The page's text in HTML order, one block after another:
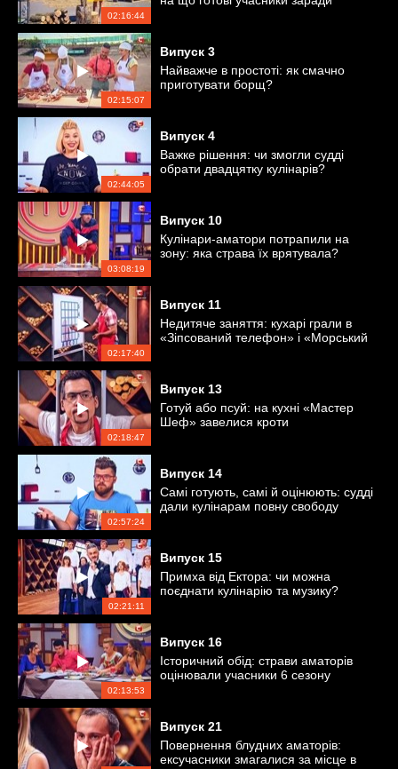
02:16:44
02:15:07
Випуск 3
Найважче в простоті: як смачно
приготувати борщ?
02:44:05
Випуск 4
Важке рішення: чи змогли судді
обрати двадцятку кулінарів?
03:08:19
Випуск 10
Кулінари-аматори потрапили на
зону: яка страва їх врятувала?
02:17:40
Випуск 11
Недитяче заняття: кухарі грали в
«Зіпсований телефон» і «Морський
02:18:47
Випуск 13
Готуй або псуй: на кухні «Мастер
Шеф» завелися кроти
02:57:24
Випуск 14
Самі готують, самі й оцінюють: судді
дали кулінарам повну свободу
02:21:11
Випуск 15
Примха від Ектора: чи можна
поєднати кулінарію та музику?
02:13:53
Випуск 16
Історичний обід: страви аматорів
оцінювали учасники 6 сезону
Випуск 21
Повернення блудних аматорів:
ексучасники змагалися за місце в